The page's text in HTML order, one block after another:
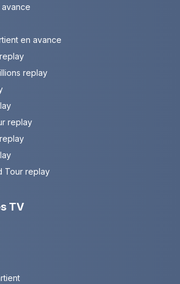
en avance
replay
replay
Tour replay
TV